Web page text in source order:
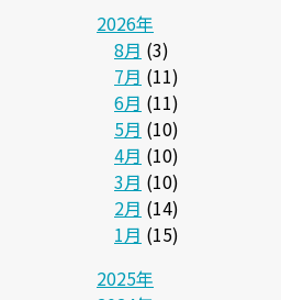
2026年
8月 (3)
7月 (11)
6月 (11)
5月 (10)
4月 (10)
3月 (10)
2月 (14)
1月 (15)
2025年